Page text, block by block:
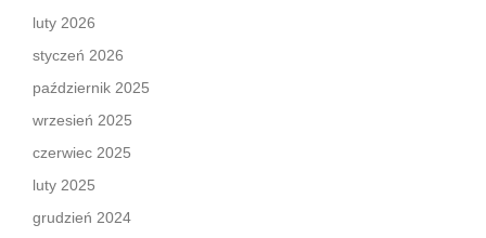
luty 2026
styczeń 2026
październik 2025
wrzesień 2025
czerwiec 2025
luty 2025
grudzień 2024